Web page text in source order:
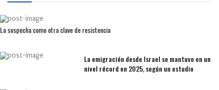
La sospecha como otra clave de resistencia
La emigración desde Israel se mantuvo en un
nivel récord en 2025, según un estudio